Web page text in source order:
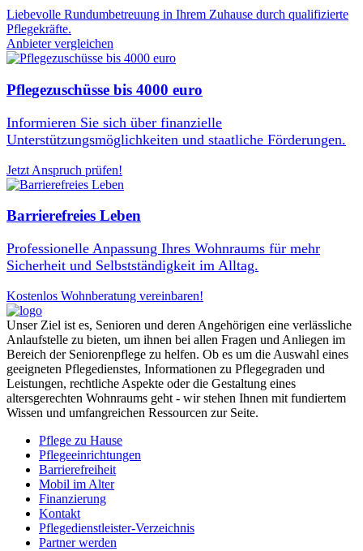
Liebevolle Rundumbetreuung in Ihrem Zuhause durch qualifizierte
Pflegekräfte.
Anbieter vergleichen
Pflegezuschüsse bis 4000 euro
Informieren Sie sich über finanzielle
Unterstützungsmöglichkeiten und staatliche Förderungen.
Jetzt Anspruch prüfen!
Barrierefreies Leben
Professionelle Anpassung Ihres Wohnraums für mehr
Sicherheit und Selbstständigkeit im Alltag.
Kostenlos Wohnberatung vereinbaren!
Unser Ziel ist es, Senioren und deren Angehörigen eine verlässliche
Anlaufstelle zu bieten, um ihnen bei allen Fragen und Anliegen im
Bereich der Seniorenpflege zu helfen. Ob es um die Auswahl eines
geeigneten Pflegedienstes, Informationen zu Pflegegraden und
Leistungen, rechtliche Aspekte oder die Gestaltung eines
altersgerechten Wohnraums geht - wir stehen Ihnen mit fundiertem
Wissen und umfangreichen Ressourcen zur Seite.
Pflege zu Hause
Pflegeeinrichtungen
Barrierefreiheit
Mobil im Alter
Finanzierung
Kontakt
Pflegedienstleister-Verzeichnis
Partner werden